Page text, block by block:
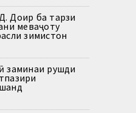
Доир ба тарзи
меваҷоту
зимистон
заминаи рушди